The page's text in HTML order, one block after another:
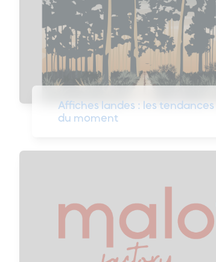
Affiches landes : les tendances
du moment